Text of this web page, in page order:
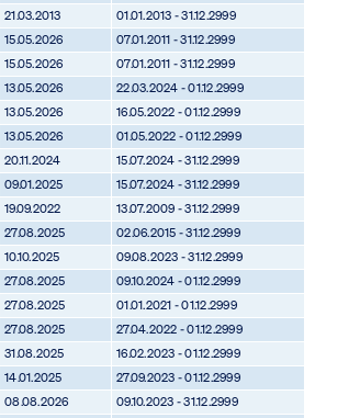
21.03.2013
01.01.2013 - 31.12.2999
15.05.2026
07.01.2011 - 31.12.2999
15.05.2026
07.01.2011 - 31.12.2999
13.05.2026
22.03.2024 - 01.12.2999
13.05.2026
16.05.2022 - 01.12.2999
13.05.2026
01.05.2022 - 01.12.2999
20.11.2024
15.07.2024 - 31.12.2999
09.01.2025
15.07.2024 - 31.12.2999
19.09.2022
13.07.2009 - 31.12.2999
27.08.2025
02.06.2015 - 31.12.2999
10.10.2025
09.08.2023 - 31.12.2999
27.08.2025
09.10.2024 - 01.12.2999
27.08.2025
01.01.2021 - 01.12.2999
27.08.2025
27.04.2022 - 01.12.2999
31.08.2025
16.02.2023 - 01.12.2999
14.01.2025
27.09.2023 - 01.12.2999
08.08.2026
09.10.2023 - 31.12.2999